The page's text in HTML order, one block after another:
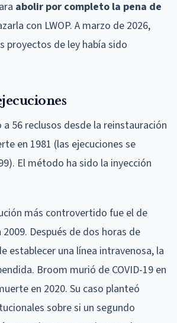
abolir por completo la pena de
con LWOP. A marzo de 2026,
proyectos de ley había sido
56 reclusos desde la reinstauración
en 1981 (las ejecuciones se
El método ha sido la inyección
más controvertido fue el de
2009. Después de dos horas de
establecer una línea intravenosa, la
Broom murió de COVID-19 en
en 2020. Su caso planteó
sobre si un segundo